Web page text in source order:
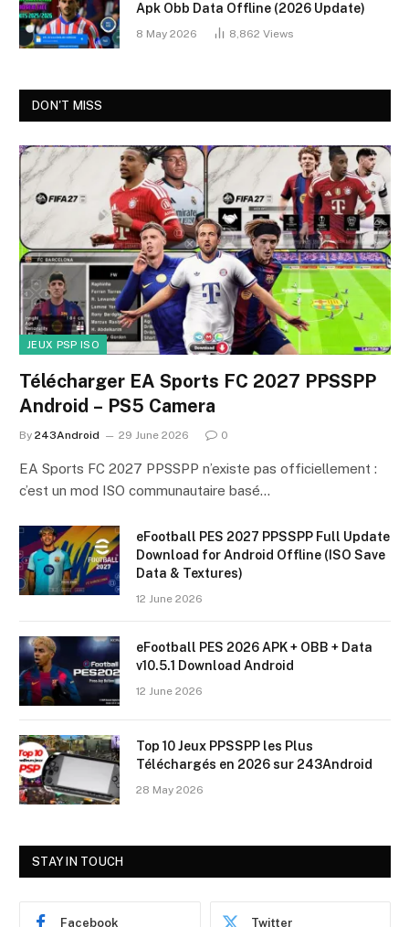
Apk Obb Data Offline (2026 Update)
8 May 2026 8,862 Views
DON'T MISS
JEUX PSP ISO
Télécharger EA Sports FC 2027 PPSSPP
Android – PS5 Camera
By 243Android 29 June 2026 0
EA Sports FC 2027 PPSSPP n’existe pas officiellement :
c’est un mod ISO communautaire basé…
eFootball PES 2027 PPSSPP Full Update
Download for Android Offline (ISO Save
Data & Textures)
12 June 2026
eFootball PES 2026 APK + OBB + Data
v10.5.1 Download Android
12 June 2026
Top 10 Jeux PPSSPP les Plus
Téléchargés en 2026 sur 243Android
28 May 2026
STAY IN TOUCH
Facebook Twitter